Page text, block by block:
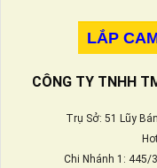
LẮP
CÔNG TY TNHH
Trụ Sở: 51 Lũy
Chi Nhánh 1: 445/